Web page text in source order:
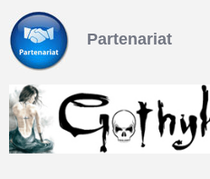
Partenariat